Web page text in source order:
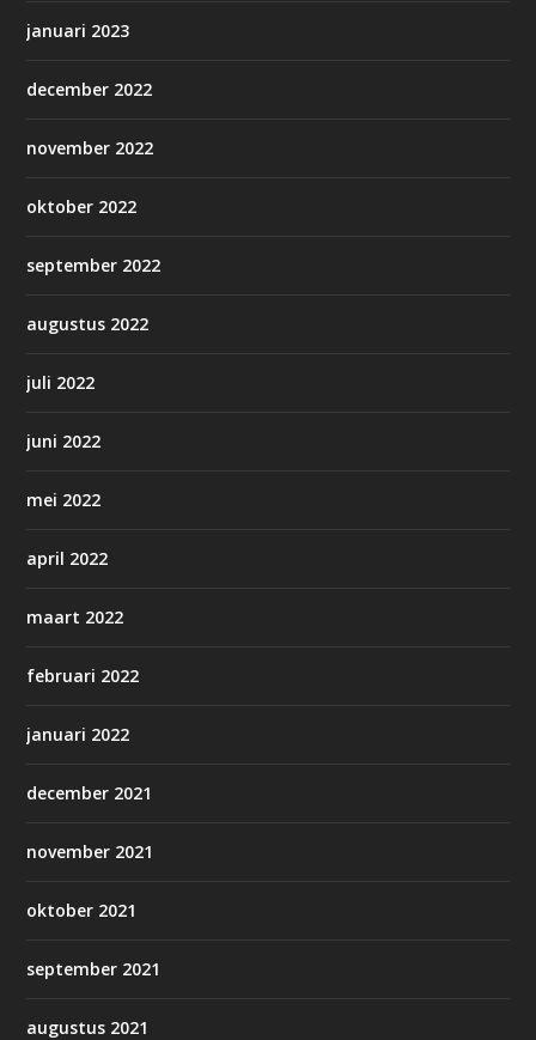
januari 2023
december 2022
november 2022
oktober 2022
september 2022
augustus 2022
juli 2022
juni 2022
mei 2022
april 2022
maart 2022
februari 2022
januari 2022
december 2021
november 2021
oktober 2021
september 2021
augustus 2021